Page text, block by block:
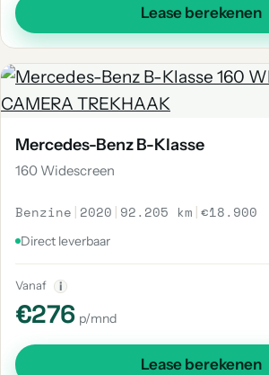
Lease berekenen
Mercedes-Benz B-Klasse
160 Widescreen
Benzine | 2020 | 92.205 km |€18.900
Direct leverbaar
Vanaf i
€276 p/mnd
Lease berekenen